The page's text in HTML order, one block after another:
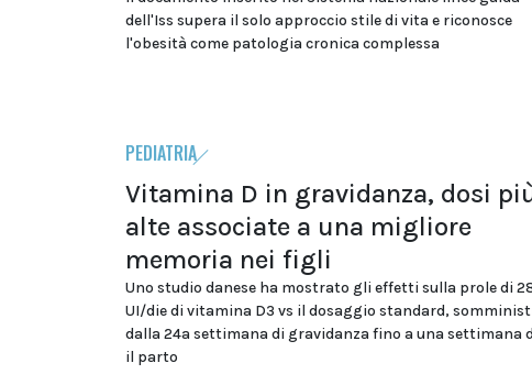
dell'Iss supera il solo approccio stile di vita e riconosce
l'obesità come patologia cronica complessa
PEDIATRIA
Vitamina D in gravidanza, dosi
alte associate a una migliore
memoria nei figli
Uno studio danese ha mostrato gli effetti sulla prole di
UI/die di vitamina D3 vs il dosaggio standard,
dalla 24a settimana di gravidanza fino a una settimana
il parto